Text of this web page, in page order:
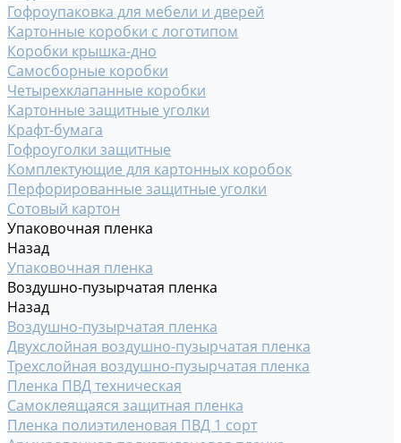
Гофроупаковка для мебели и дверей
Картонные коробки с логотипом
Коробки крышка-дно
Самосборные коробки
Четырехклапанные коробки
Картонные защитные уголки
Крафт-бумага
Гофроуголки защитные
Комплектующие для картонных коробок
Перфорированные защитные уголки
Сотовый картон
Упаковочная пленка
Назад
Упаковочная пленка
Воздушно-пузырчатая пленка
Назад
Воздушно-пузырчатая пленка
Двухслойная воздушно-пузырчатая пленка
Трехслойная воздушно-пузырчатая пленка
Пленка ПВД техническая
Самоклеящаяся защитная пленка
Пленка полиэтиленовая ПВД 1 сорт